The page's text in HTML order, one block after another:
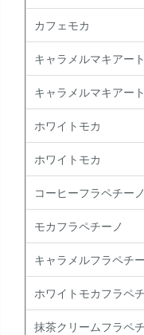
カフェモカ
キャラメルマキアート
キャラメルマキアート
ホワイトモカ
ホワイトモカ
コーヒーフラペチーノ
モカフラペチーノ
キャラメルフラペチ
ホワイトモカフラペ
抹茶クリームフラペ